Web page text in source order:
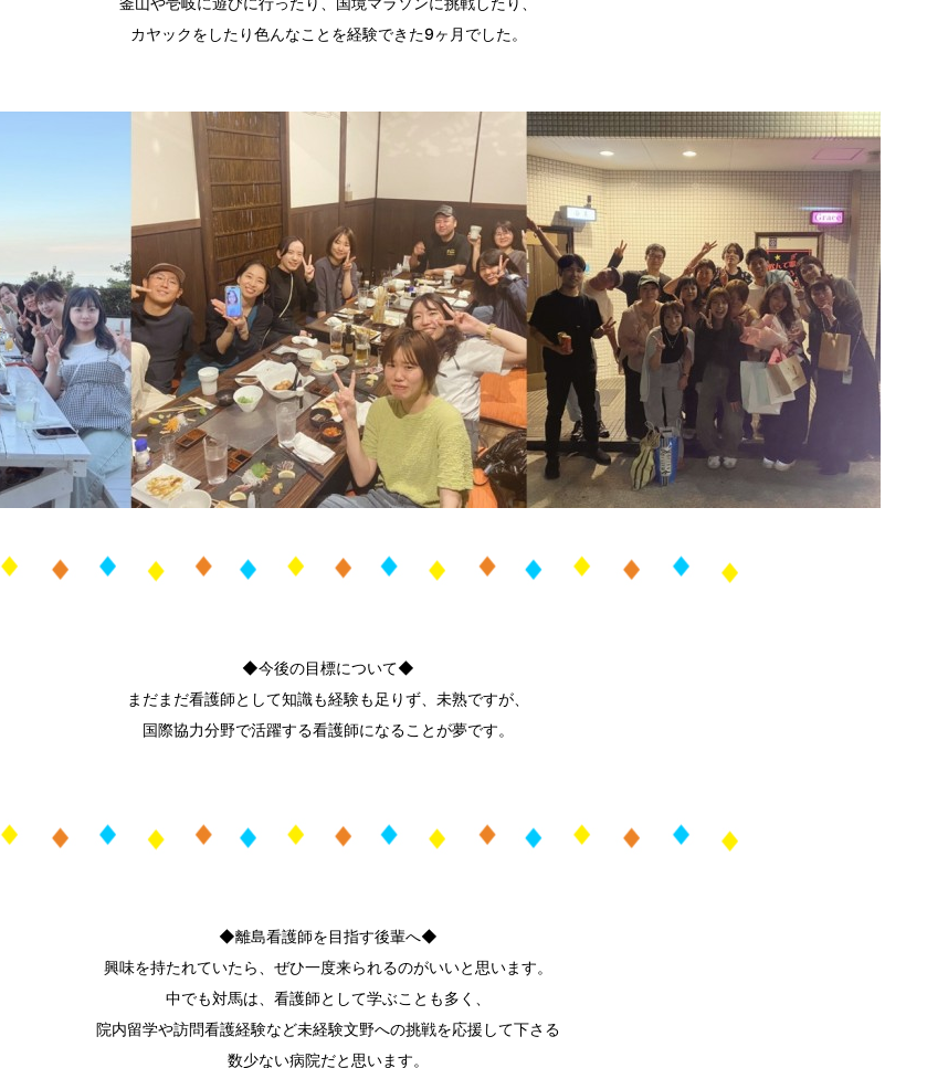
カヤックをしたり色んなことを経験できた9ヶ月でした。
◆今後の目標について◆
まだまだ看護師として知識も経験も足りず、未熟ですが、
国際協力分野で活躍する看護師になることが夢です。
◆離島看護師を目指す後輩へ◆
興味を持たれていたら、ぜひ一度来られるのがいいと思います。
中でも対馬は、看護師として学ぶことも多く、
院内留学や訪問看護経験など未経験文野への挑戦を応援して下さる
数少ない病院だと思います。